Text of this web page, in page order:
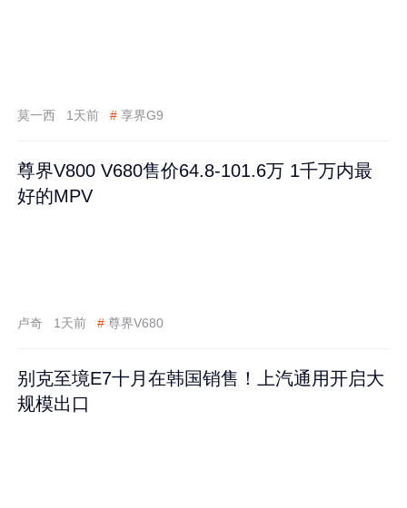
莫一西 1天前 # 享界G9
尊界V800 V680售价64.8-101.6万 1千万内最
好的MPV
卢奇 1天前 # 尊界V680
别克至境E7十月在韩国销售！上汽通用开启大
规模出口